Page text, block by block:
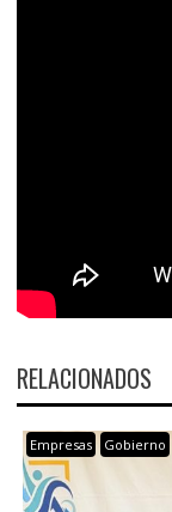
RELACIONADOS
Empresas Gobierno